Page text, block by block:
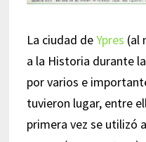
La ciudad deYpres (al
a la Historia durante
por varios e
tuvieron lugar, entre
primera vez se utilizó